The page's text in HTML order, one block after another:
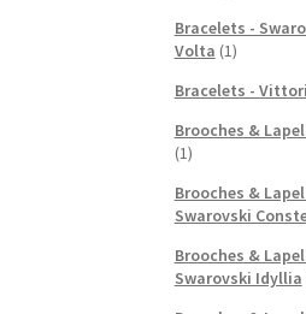
Bracelets -
Volta (1)
Bracelets -
Brooches &
(1)
Brooches &
Swarovski
Brooches &
Swarovski Idyllia